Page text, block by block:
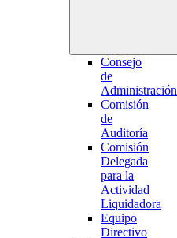
Consejo
de
Administración
Comisión
de
Auditoría
Comisión
Delegada
para la
Actividad
Liquidadora
Equipo
Directivo